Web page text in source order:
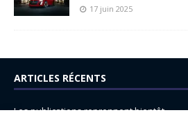
17 juin 2025
ARTICLES RÉCENTS
Les publications reprennent bientôt…